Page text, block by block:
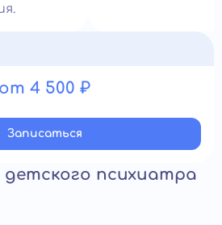
от 4 500 ₽
Записатьcя
психиатра